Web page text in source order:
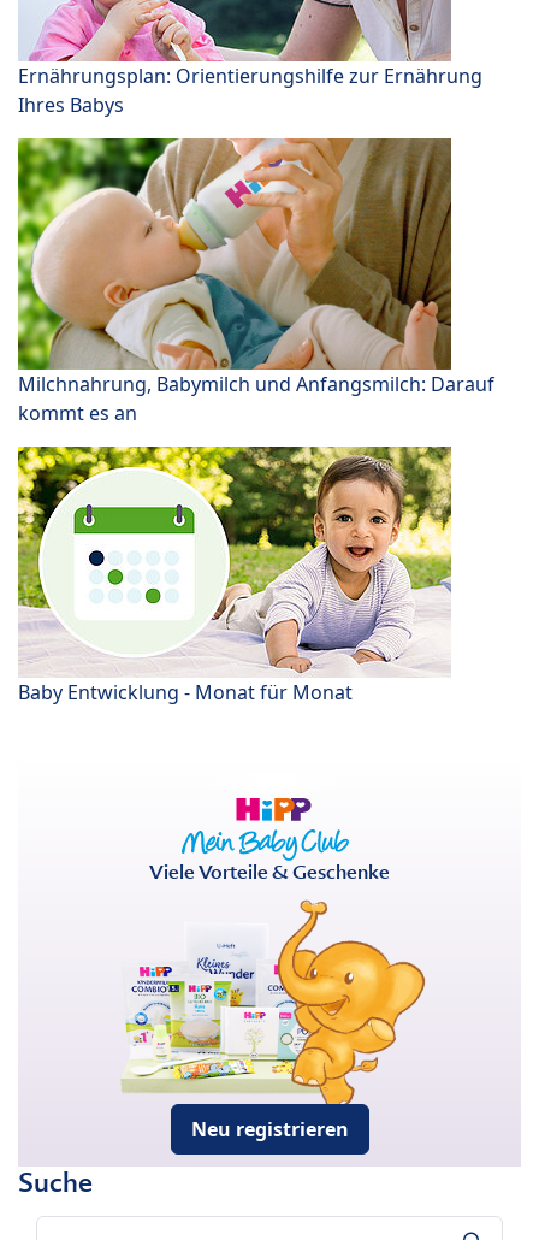
Ernährungsplan: Orientierungshilfe zur Ernährung
Ihres Babys
Milchnahrung, Babymilch und Anfangsmilch: Darauf
kommt es an
Baby Entwicklung - Monat für Monat
Viele Vorteile & Geschenke
Neu registrieren
Suche